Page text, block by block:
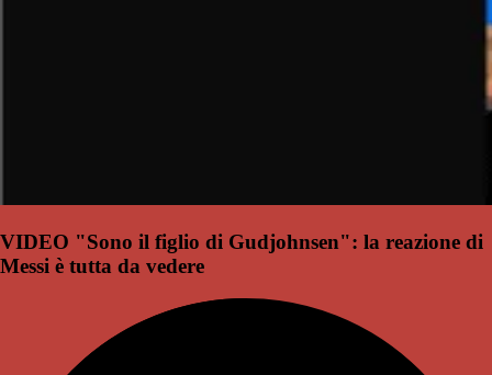
VIDEO "Sono il figlio di Gudjohnsen": la reazione di
Messi è tutta da vedere